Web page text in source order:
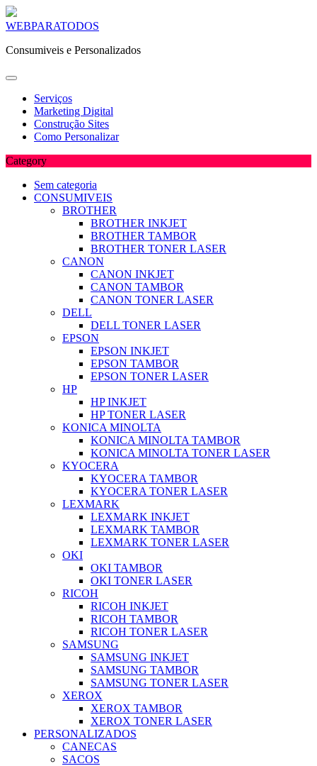
Skip
content
WEBPARATODOS
Consumiveis e Personalizados
Serviços
Marketing Digital
Construção Sites
Como Personalizar
Category
Sem categoria
CONSUMIVEIS
BROTHER
BROTHER INKJET
BROTHER TAMBOR
BROTHER TONER LASER
CANON
CANON INKJET
CANON TAMBOR
CANON TONER LASER
DELL
DELL TONER LASER
EPSON
EPSON INKJET
EPSON TAMBOR
EPSON TONER LASER
HP
HP INKJET
HP TONER LASER
KONICA MINOLTA
KONICA MINOLTA TAMBOR
KONICA MINOLTA TONER LASER
KYOCERA
KYOCERA TAMBOR
KYOCERA TONER LASER
LEXMARK
LEXMARK INKJET
LEXMARK TAMBOR
LEXMARK TONER LASER
OKI
OKI TAMBOR
OKI TONER LASER
RICOH
RICOH INKJET
RICOH TAMBOR
RICOH TONER LASER
SAMSUNG
SAMSUNG INKJET
SAMSUNG TAMBOR
SAMSUNG TONER LASER
XEROX
XEROX TAMBOR
XEROX TONER LASER
PERSONALIZADOS
CANECAS
SACOS